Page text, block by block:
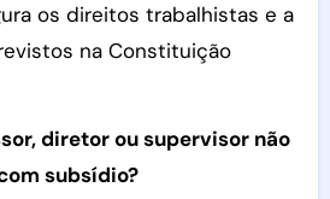
os direitos trabalhistas e a
na Constituição
diretor ou supervisor não
subsídio?